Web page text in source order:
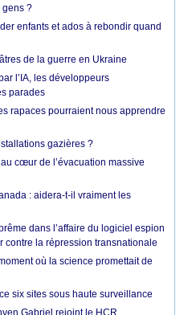
gens ?
enfants et ados à rebondir quand
de la guerre en Ukraine
l’IA, les développeurs
parades
rapaces pourraient nous apprendre
gazières ?
cœur de l’évacuation massive
: aidera-t-il vraiment les
dans l’affaire du logiciel espion
contre la répression transnationale
où la science promettait de
six sites sous haute surveillance
Gabriel rejoint le HCR